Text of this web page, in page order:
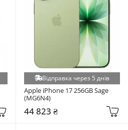
Відправка через 5 днів
Apple iPhone 17 256GB Sage
(MG6N4)
44 823 ₴